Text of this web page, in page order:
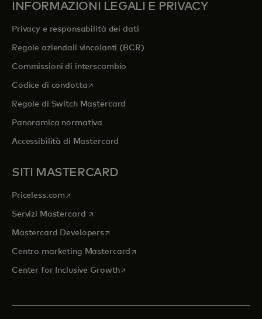
INFORMAZIONI LEGALI E PRIVACY
Privacy e responsabilità dei dati
Regole aziendali vincolanti (BCR)
Commissioni di interscambio
Codice di condottasi apre in una nuova scheda
Regole di Switch Mastercard
Panoramica normativa
Accessibilità di Mastercard
SITI MASTERCARD
Priceless.com si apre in una nuova scheda
Servizi Mastercard si apre in una nuova scheda
Mastercard Developerssi apre in una nuova scheda
Centro marketing Mastercard si apre in una nuova scheda
Center for Inclusive Growthsi apre in una nuova scheda